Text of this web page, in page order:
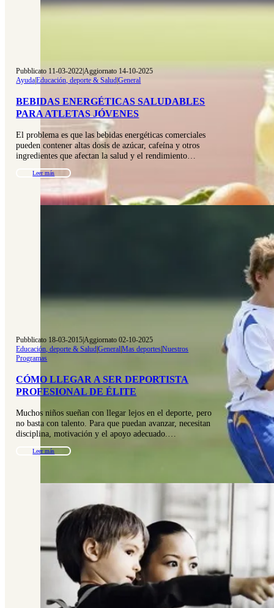
Pubblicato 11-03-2022|Aggiornato 14-10-2025
Ayuda|Educación, deporte & Salud|General
BEBIDAS ENERGÉTICAS SALUDABLES
PARA ATLETAS JÓVENES
El problema es que las bebidas energéticas comerciales
pueden contener altas dosis de azúcar, cafeína y otros
ingredientes que afectan la salud y el rendimiento…
Leer más
Pubblicato 18-03-2015|Aggiornato 02-10-2025
Educación, deporte & Salud|General|Mas deportes|Nuestros
Programas
CÓMO LLEGAR A SER DEPORTISTA
PROFESIONAL DE ÉLITE
Muchos niños sueñan con llegar lejos en el deporte, pero
no basta con talento. Para que puedan avanzar, necesitan
disciplina, motivación y el apoyo adecuado.…
Leer más